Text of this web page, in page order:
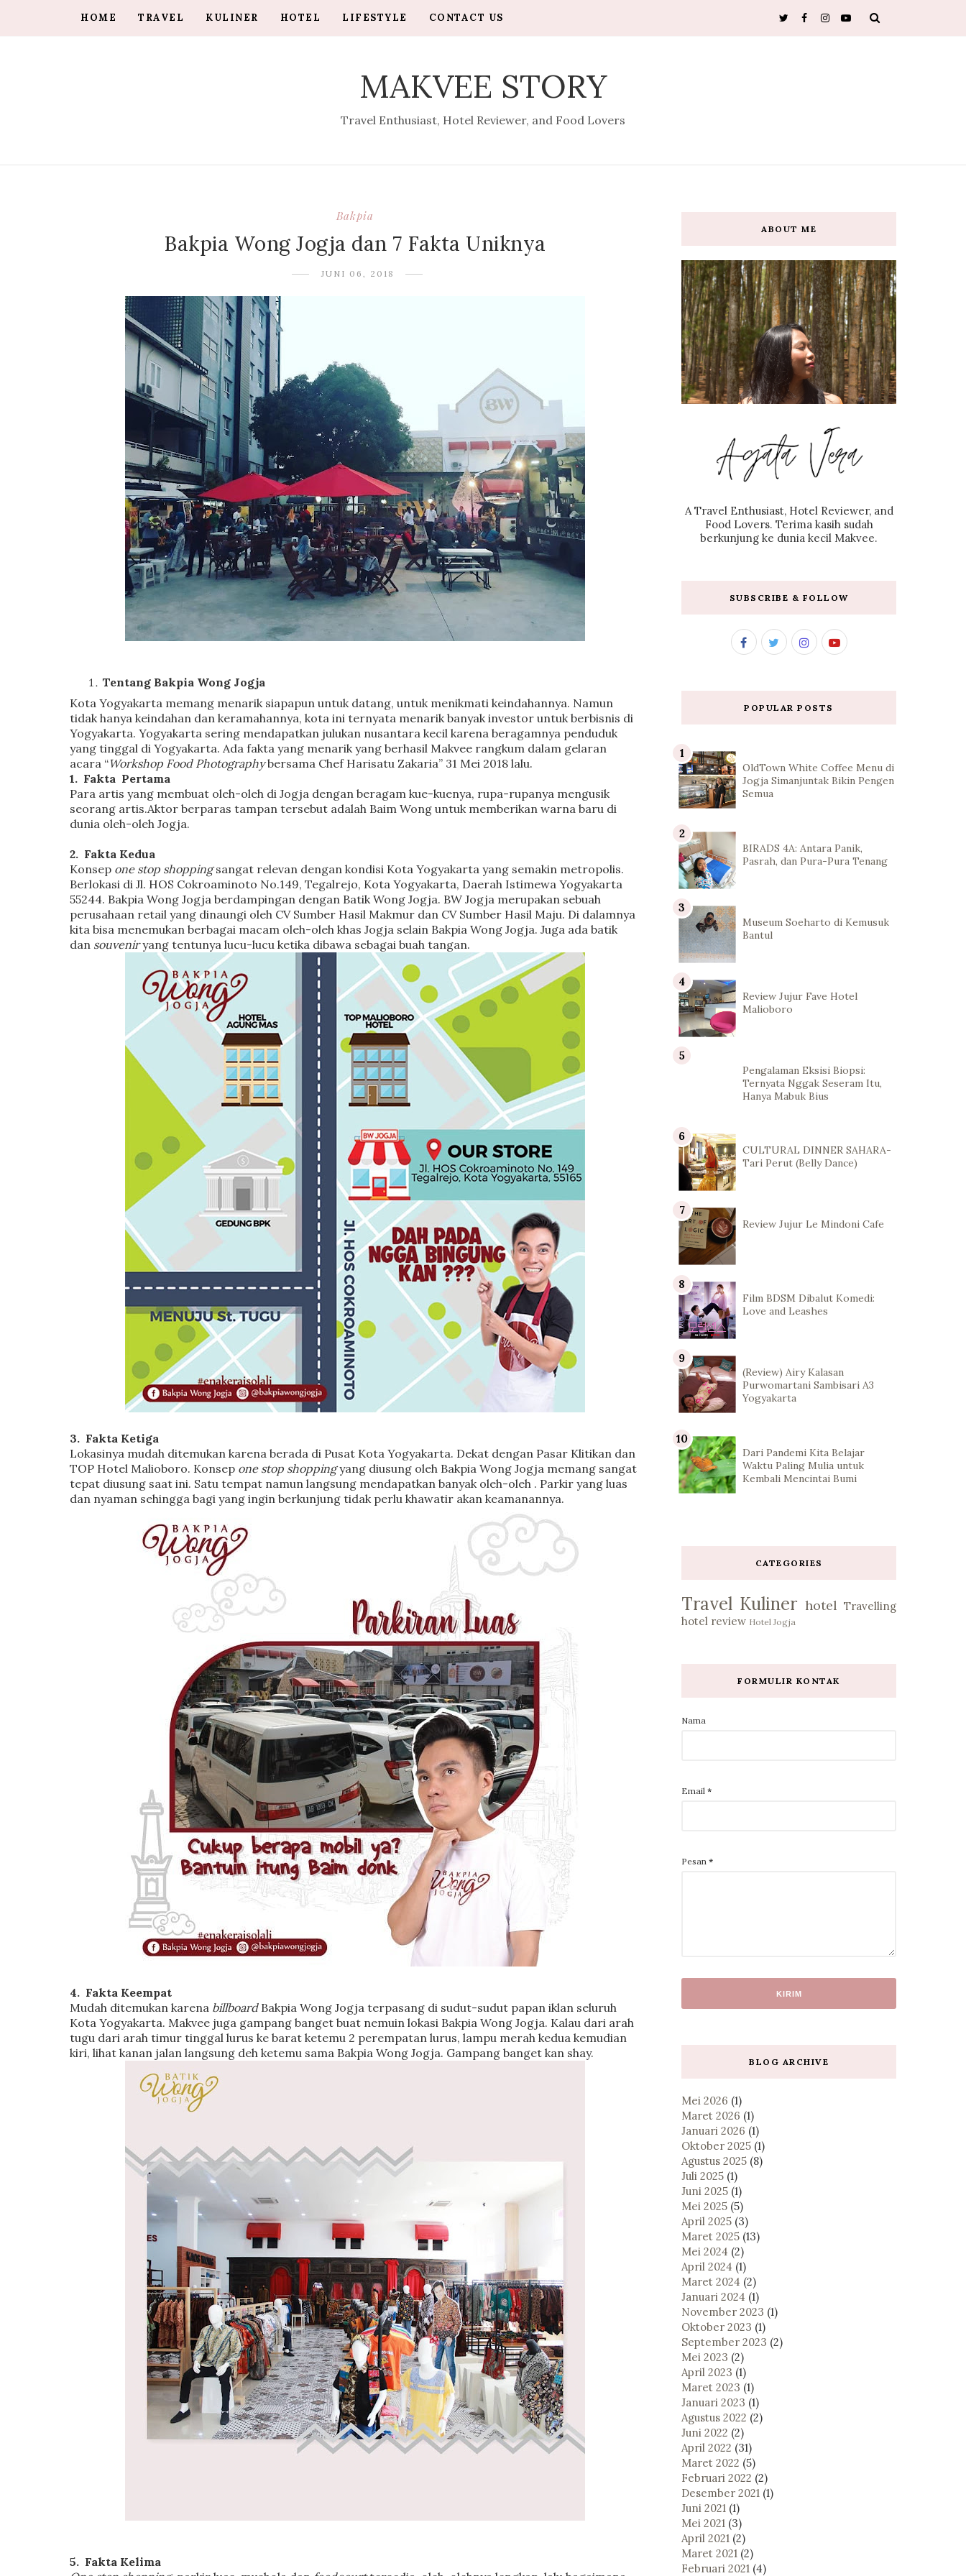
MAKVEE STORY
Travel Enthusiast, Hotel Reviewer, and Food Lovers
HOME TRAVEL KULINER HOTEL LIFESTYLE CONTACT US
Bakpia
Bakpia Wong Jogja dan 7 Fakta Uniknya
JUNI 06, 2018
Tentang Bakpia Wong Jogja
Kota Yogyakarta memang menarik siapapun untuk datang, untuk menikmati keindahannya. Namun
tidak hanya keindahan dan keramahannya, kota ini ternyata menarik banyak investor untuk berbisnis di
Yogyakarta. Yogyakarta sering mendapatkan julukan nusantara kecil karena beragamnya penduduk
yang tinggal di Yogyakarta. Ada fakta yang menarik yang berhasil Makvee rangkum dalam gelaran
acara “Workshop Food Photographybersama Chef Harisatu Zakaria” 31 Mei 2018 lalu.
1. Fakta Pertama
Para artis yang membuat oleh-oleh di Jogja dengan beragam kue-kuenya, rupa-rupanya mengusik
seorang artis.Aktor berparas tampan tersebut adalah Baim Wong untuk memberikan warna baru di
dunia oleh-oleh Jogja.
2. Fakta Kedua
Konsep one stop shoppingsangat relevan dengan kondisi Kota Yogyakarta yang semakin metropolis.
Berlokasi di Jl. HOS Cokroaminoto No.149, Tegalrejo, Kota Yogyakarta, Daerah Istimewa Yogyakarta
55244. Bakpia Wong Jogja berdampingan dengan Batik Wong Jogja. BW Jogja merupakan sebuah
perusahaan retail yang dinaungi oleh CV Sumber Hasil Makmur dan CV Sumber Hasil Maju. Di dalamnya
kita bisa menemukan berbagai macam oleh-oleh khas Jogja selain Bakpia Wong Jogja. Juga ada batik
dan souveniryang tentunya lucu-lucu ketika dibawa sebagai buah tangan.
3. Fakta Ketiga
Lokasinya mudah ditemukan karena berada di Pusat Kota Yogyakarta. Dekat dengan Pasar Klitikan dan
TOP Hotel Malioboro. Konsep one stop shoppingyang diusung oleh Bakpia Wong Jogja memang sangat
tepat diusung saat ini. Satu tempat namun langsung mendapatkan banyak oleh-oleh . Parkir yang luas
dan nyaman sehingga bagi yang ingin berkunjung tidak perlu khawatir akan keamanannya.
4. Fakta Keempat
Mudah ditemukan karena billboard Bakpia Wong Jogja terpasang di sudut-sudut papan iklan seluruh
Kota Yogyakarta. Makvee juga gampang banget buat nemuin lokasi Bakpia Wong Jogja. Kalau dari arah
tugu dari arah timur tinggal lurus ke barat ketemu 2 perempatan lurus, lampu merah kedua kemudian
kiri, lihat kanan jalan langsung deh ketemu sama Bakpia Wong Jogja. Gampang banget kan shay.
5. Fakta Kelima
ABOUT ME
A Travel Enthusiast, Hotel Reviewer, and
Food Lovers. Terima kasih sudah
berkunjung ke dunia kecil Makvee.
SUBSCRIBE & FOLLOW
POPULAR POSTS
OldTown White Coffee Menu di
Jogja Simanjuntak Bikin Pengen
Semua
BIRADS 4A: Antara Panik,
Pasrah, dan Pura-Pura Tenang
Museum Soeharto di Kemusuk
Bantul
Review Jujur Fave Hotel
Malioboro
Pengalaman Eksisi Biopsi:
Ternyata Nggak Seseram Itu,
Hanya Mabuk Bius
CULTURAL DINNER SAHARA-
Tari Perut (Belly Dance)
Review Jujur Le Mindoni Cafe
Film BDSM Dibalut Komedi:
Love and Leashes
(Review) Airy Kalasan
Purwomartani Sambisari A3
Yogyakarta
Dari Pandemi Kita Belajar
Waktu Paling Mulia untuk
Kembali Mencintai Bumi
CATEGORIES
Travel Kuliner hotel Travelling
hotel review Hotel Jogja
FORMULIR KONTAK
Nama
Email *
Pesan *
BLOG ARCHIVE
Mei 2026 (1)
Maret 2026 (1)
Januari 2026 (1)
Oktober 2025 (1)
Agustus 2025 (8)
Juli 2025 (1)
Juni 2025 (1)
Mei 2025 (5)
April 2025 (3)
Maret 2025 (13)
Mei 2024 (2)
April 2024 (1)
Maret 2024 (2)
Januari 2024 (1)
November 2023 (1)
Oktober 2023 (1)
September 2023 (2)
Mei 2023 (2)
April 2023 (1)
Maret 2023 (1)
Januari 2023 (1)
Agustus 2022 (2)
Juni 2022 (2)
April 2022 (31)
Maret 2022 (5)
Februari 2022 (2)
Desember 2021 (1)
Juni 2021 (1)
Mei 2021 (3)
April 2021 (2)
Maret 2021 (2)
Februari 2021 (4)